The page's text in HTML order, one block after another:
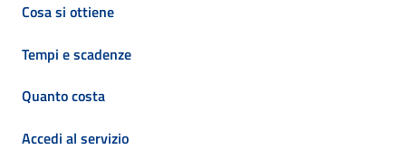
Cosa si ottiene
Tempi e scadenze
Quanto costa
Accedi al servizio